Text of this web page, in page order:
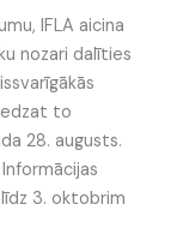
IFLA aicina
nozari dalīties
to
28. augusts.
3. oktobrim